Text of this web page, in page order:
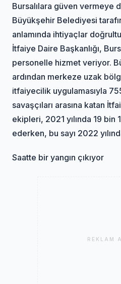
Bursalılara güven vermeye
Büyükşehir Belediyesi
anlamında ihtiyaçlar
İtfaiye Daire Başkanlığı,
personelle hizmet veriyor.
ardından merkeze uzak
itfaiyecilik uygulamasıyla
savaşçıları arasına katan
ekipleri, 2021 yılında 19 bin
ederken, bu sayı 2022
Saatte bir yangın çıkıyor
REKLAM